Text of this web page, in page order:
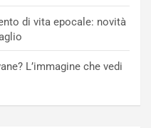
di vita epocale: novità
L’immagine che vedi